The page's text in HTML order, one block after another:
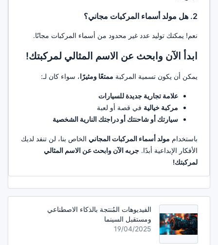
2. هل مولد أسماء المركبات مجاني؟
نعم! يمكنك توليد عدد غير محدود من أسماء المركبات مجانًا.
ابدأ الآن وابحث عن الاسم المثالي لمركبتك!
يمكن أن يكون تسمية المركبة ممتعًا ومثيرًا، سواء كان لـ:
علامة تجارية جديدة للسيارات
مركبة خيالية في قصة أو لعبة
سيارتك أو شاحنتك أو دراجتك النارية الشخصية
باستخدام مولد أسماء المركبات المجاني الخاص بنا، لن تنفد لديك
الأفكار الإبداعية أبدًا. جربه الآن وابحث عن الاسم المثالي
لمركبتك!
الفيديوهات المُنتجة بالذكاء الاصطناعي
ومستقبل السينما
19/04/2025